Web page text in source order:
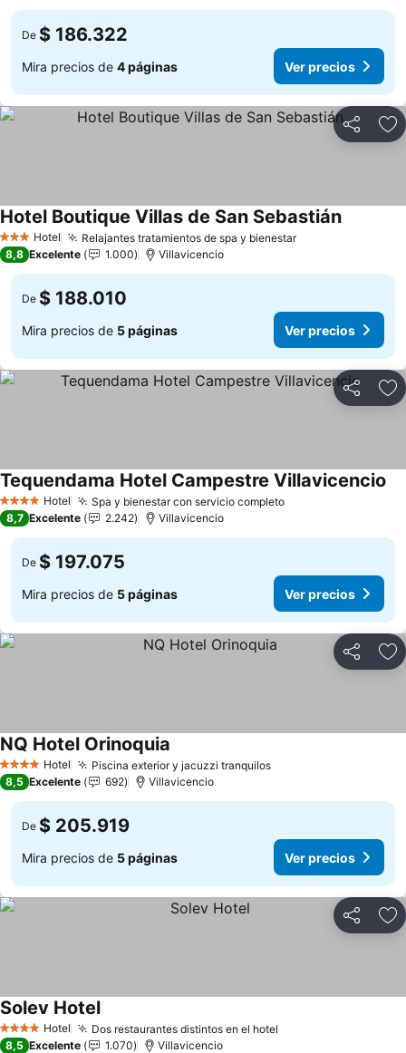
De $ 186.322
Mira precios de 4 páginas Ver precios
Compartir
3 Estrellas
Hotel Relajantes tratamientos de spa y bienestarVer precios
Hotel Boutique Villas de San SebastiánVer
8,8 Excelente 1.000 Villavicencio
De $ 188.010
Mira precios de 5 páginas Ver precios
Compartir
4 EstrellasHotel Spa y bienestar con servicio completoVer precios
Tequendama Hotel Campestre Villavicencio
8,7 Excelente 2.242 Villavicencio
De $ 197.075
Mira precios de 5 páginas Ver precios
Compartir
4 EstrellasHotel Piscina exterior y jacuzzi tranquilosVer precios
NQ Hotel Orinoquia
8,5 Excelente 692 Villavicencio
De $ 205.919
Mira precios de 5 páginas Ver precios
Compartir
4 EstrellasHotel Dos restaurantes distintos en el hotel
Solev HotelVer precios
8,5 Excelente 1.070 Villavicencio